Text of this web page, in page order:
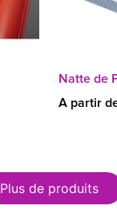
Natte de
A partir
Plus de produits